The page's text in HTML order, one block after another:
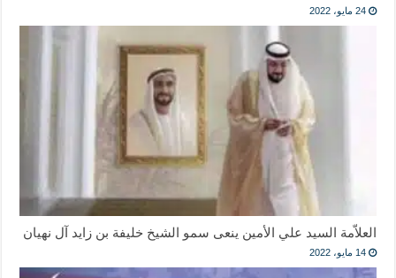
24 مايو، 2022
العلاّمة السيد علي الأمين ينعى سمو الشيخ خليفة بن زايد آل نهيان
14 مايو، 2022